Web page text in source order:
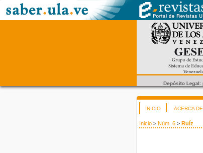
INICIO ACERCA DE
Inicio > Núm. 6 > Ruíz